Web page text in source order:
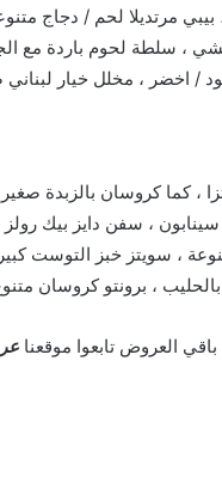
مرتديلا لحم / دجاج
، سلطة لحوم باردة مع
اخضر ، مخلل خيار لبناني
كما كروسان بالزبدة
، سفن دايز بيك
، سويتز خبز التوست
، برونتو كروسان
العروض تابعوا موقعنا